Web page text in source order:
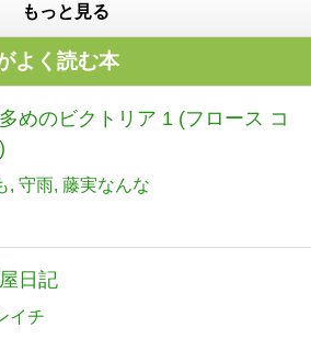
もっと見る
よく読む本
めのビクトリア 1 (フロース コ
守雨 藤実なんな
日記
イチ